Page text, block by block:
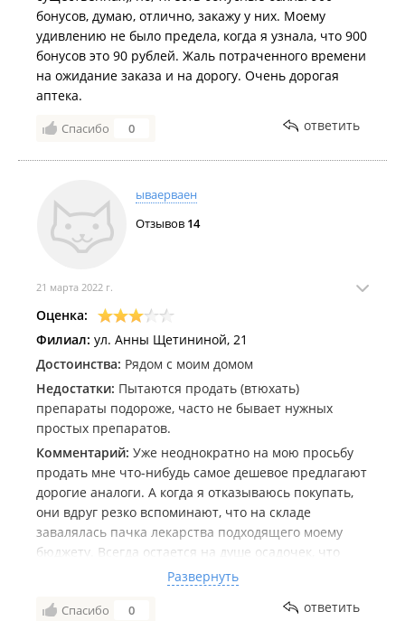
бонусов, думаю, отлично, закажу у них. Моему
удивлению не было предела, когда я узнала, что 900
бонусов это 90 рублей. Жаль потраченного времени
на ожидание заказа и на дорогу. Очень дорогая
аптека.
Спасибо 0 ответить
ываерваен
Отзывов 14
21 марта 2022 г.
Оценка:
Филиал: ул. Анны Щетининой, 21
Достоинства: Рядом с моим домом
Недостатки: Пытаются продать (втюхать)
препараты подороже, часто не бывает нужных
простых препаратов.
Комментарий: Уже неоднократно на мою просьбу
продать мне что-нибудь самое дешевое предлагают
дорогие аналоги. А когда я отказываюсь покупать,
они вдруг резко вспоминают, что на складе
завалялась пачка лекарства подходящего моему
бюджету. Всегда остается на душе осадочек, что
держат меня за дуру и пытаются обмануть. Думаю,
что во всех аптеках зарплата начисляется
примерно одинаково, но в других аптеках просишь
Развернуть
Спасибо 0 ответить